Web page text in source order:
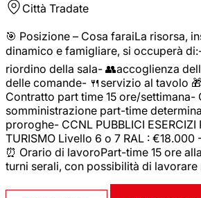
Città Tradate
🎯 Posizione – Cosa faraiLa risorsa,
dinamico e famigliare, si occuperà
riordino della sala- 👥accoglienza
delle comande- 🍴servizio al tavolo
Contratto part time 15 ore/settimana-
somministrazione part-time
proroghe- CCNL PUBBLICI ESERCIZI
TURISMO Livello 6 o 7 RAL :
⏰ Orario di lavoroPart-time 15 ore
turni serali, con possibilità di lavorare